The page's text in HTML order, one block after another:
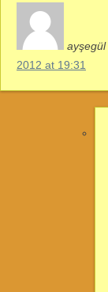
ayşegül
2012 at 19:31